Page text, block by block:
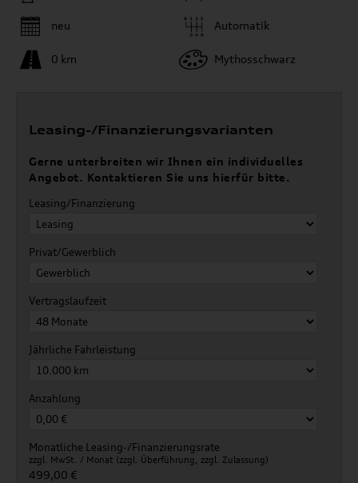
neu
0 km
Automatik
Mythosschwarz
Leasing-/Finanzierungsvarianten
Gerne unterbreiten wir Ihnen ein individuelles
Angebot. Kontaktieren Sie uns hierfür bitte.
Leasing/Finanzierung
Privat/Gewerblich
Vertragslaufzeit
Jährliche Fahrleistung
Anzahlung
Monatliche Leasing-/Finanzierungsrate
zzgl. MwSt. / Monat (zzgl. Überführung, zzgl. Zulassung)
499,00 €